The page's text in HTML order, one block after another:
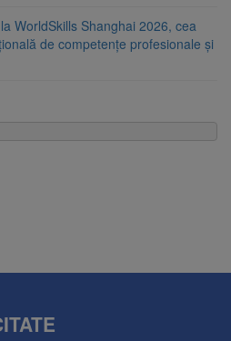
WorldSkills Shanghai 2026, cea
de competențe profesionale și